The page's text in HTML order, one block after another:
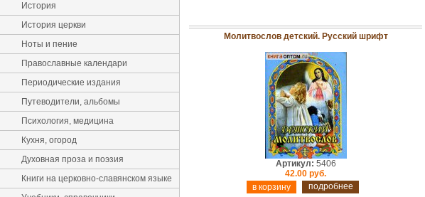
История
История церкви
Ноты и пение
Православные календари
Периодические издания
Путеводители, альбомы
Психология, медицина
Кухня, огород
Духовная проза и поэзия
Книги на церковно-славянском языке
Молитвослов детский. Русский шрифт
Артикул: 5406
42.00 руб.
подробнее